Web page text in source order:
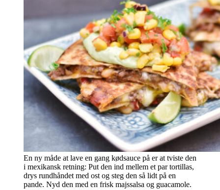
En ny måde at lave en gang kødsauce på er at tviste den
i mexikansk retning: Put den ind mellem et par tortillas,
drys rundhåndet med ost og steg den så lidt på en
pande. Nyd den med en frisk majssalsa og guacamole.